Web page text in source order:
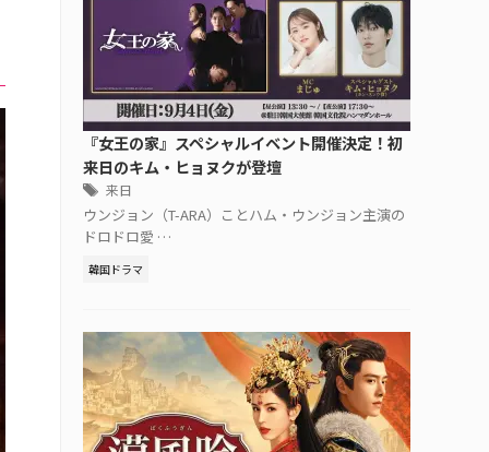
『女王の家』スペシャルイベント開催決定！初
来日のキム・ヒョヌクが登壇
来日
ウンジョン（T-ARA）ことハム・ウンジョン主演の
ドロドロ愛 …
韓国ドラマ